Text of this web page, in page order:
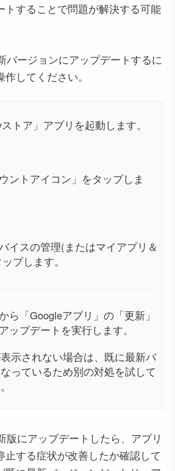
トすることで問題が解決する可能
バージョンにアップデートするに
してください。
ストア」アプリを起動します。
ントアイコン」をタップしま
イスの管理(またはマイアプリ＆
プします。
ら「Googleアプリ」の「更新」
ップデートを実行します。
表示されない場合は、既に最新バ
っているため別の対処を試して
版にアップデートしたら、アプリ
止する症状が改善したか確認して